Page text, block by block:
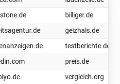
billiger.de
geizhals.de
testberichte.de
preis.de
vergleich.org